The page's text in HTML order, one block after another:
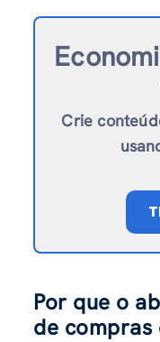
Crie
Por que o
de compras